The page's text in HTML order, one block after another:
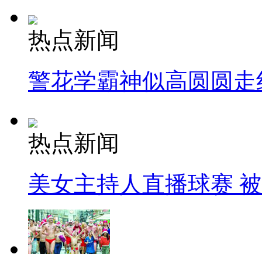
热点新闻
警花学霸神似高圆圆走
热点新闻
美女主持人直播球赛